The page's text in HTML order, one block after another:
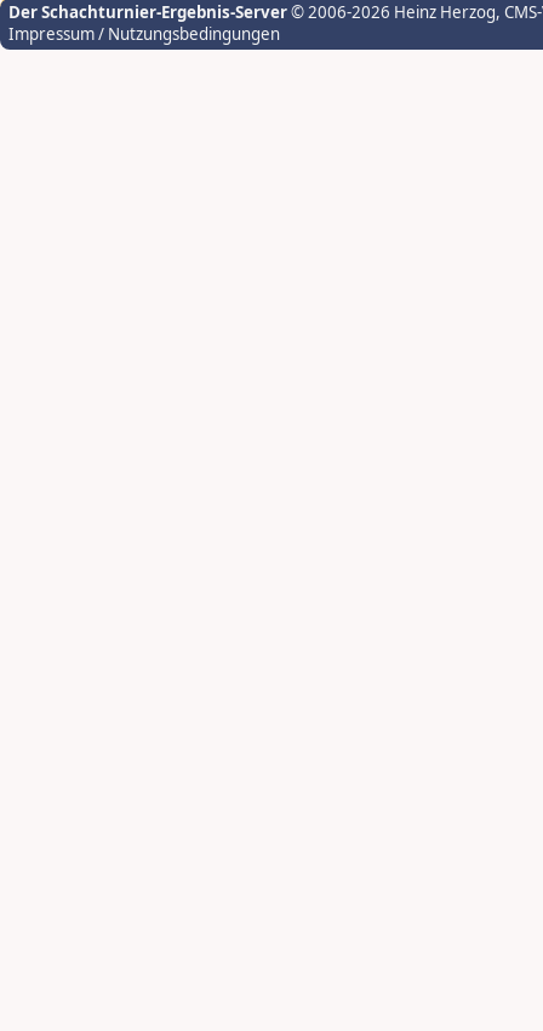
Der Schachturnier-Ergebnis-Server© 2006-2026 Heinz Herzog,
Impressum / Nutzungsbedingungen